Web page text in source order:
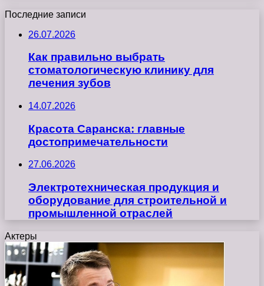
Последние записи
26.07.2026
Как правильно выбрать
стоматологическую клинику для
лечения зубов
14.07.2026
Красота Саранска: главные
достопримечательности
27.06.2026
Электротехническая продукция и
оборудование для строительной и
промышленной отраслей
Актеры